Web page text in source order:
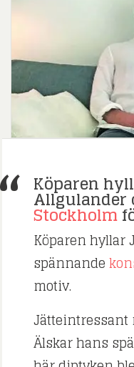
Köparen
Allgulander
Stockholm
Köparen hyllar
spännande
motiv.
Jätteintressant
Älskar hans